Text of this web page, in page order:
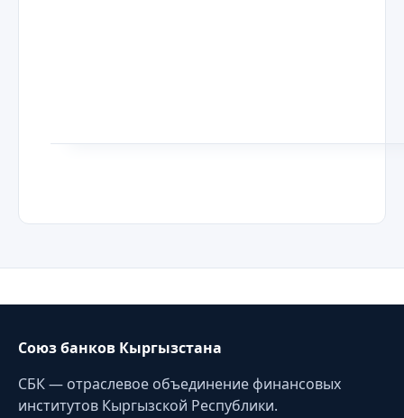
Союз банков Кыргызстана
СБК — отраслевое объединение финансовых
институтов Кыргызской Республики.